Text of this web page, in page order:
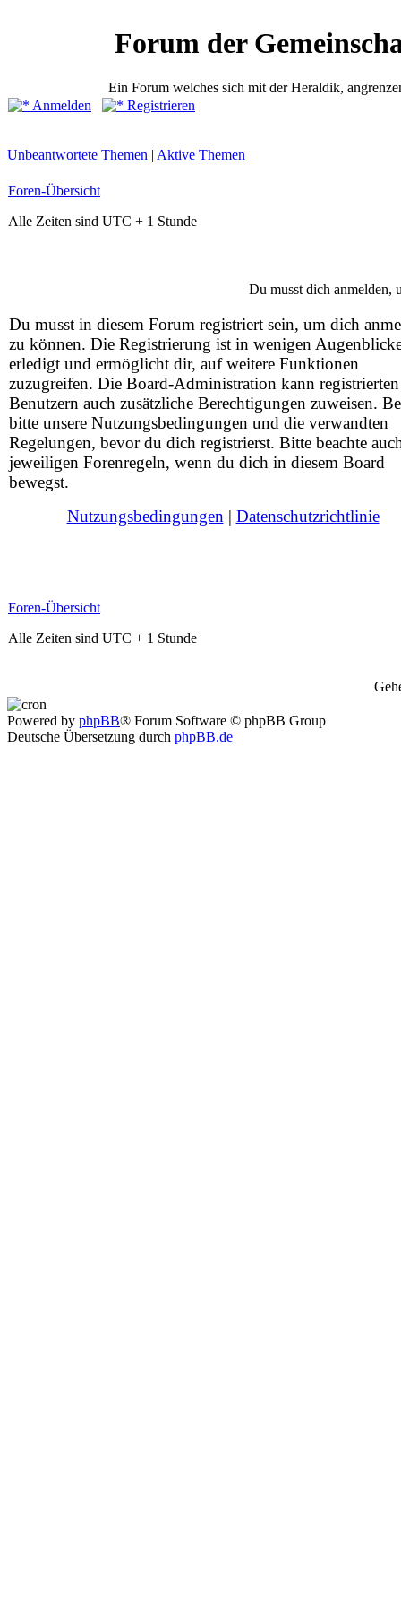
Forum der
Ein Forum welches sich mit der Heraldik,
Anmelden
Registrieren
Unbeantwortete Themen | Aktive Themen
Foren-Übersicht
Alle Zeiten sind UTC + 1 Stunde
Du musst dich anmelden,
Du musst in diesem Forum registriert sein, um dich
zu können. Die Registrierung ist in wenigen
erledigt und ermöglicht dir, auf weitere Funktionen
zuzugreifen. Die Board-Administration kann registrierten
Benutzern auch zusätzliche Berechtigungen zuweisen.
bitte unsere Nutzungsbedingungen und die verwandten
Regelungen, bevor du dich registrierst. Bitte beachte
jeweiligen Forenregeln, wenn du dich in diesem Board
bewegst.
Nutzungsbedingungen | Datenschutzrichtlinie
Foren-Übersicht
Alle Zeiten sind UTC + 1 Stunde
Powered by phpBB® Forum Software © phpBB Group
Deutsche Übersetzung durch phpBB.de